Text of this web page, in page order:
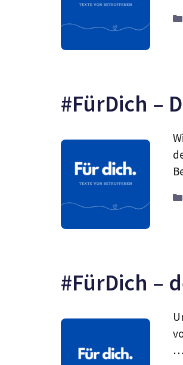
#FürDich –
#FürDich –
…